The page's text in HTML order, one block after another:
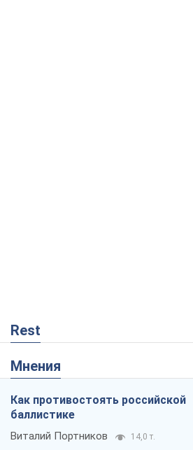
Rest
Мнения
Как противостоять российской
баллистике
Виталий Портников 14,0 т.